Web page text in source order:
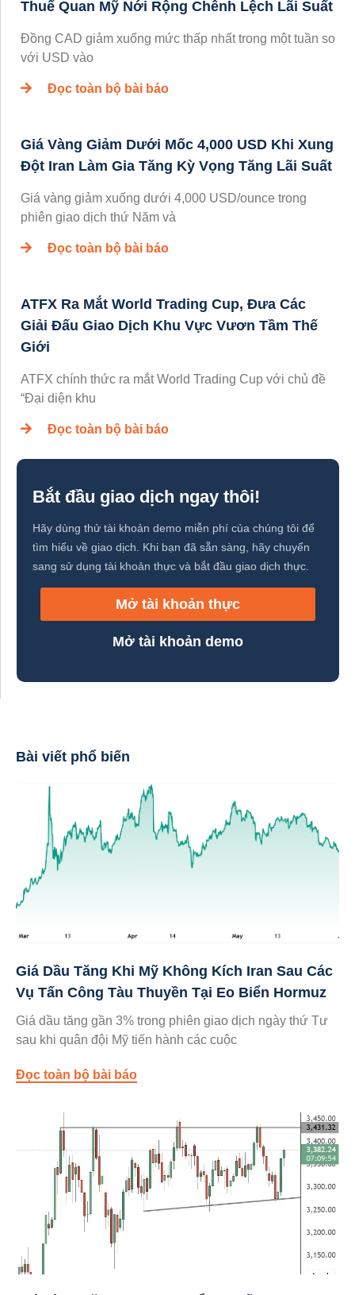
Thuế Quan Mỹ Nới Rộng Chênh Lệch Lãi Suất
Đồng CAD giảm xuống mức thấp nhất trong một tuần so
với USD vào
Đọc toàn bộ bài báo
Giá Vàng Giảm Dưới Mốc 4,000 USD Khi Xung
Đột Iran Làm Gia Tăng Kỳ Vọng Tăng Lãi Suất
Giá vàng giảm xuống dưới 4,000 USD/ounce trong
phiên giao dịch thứ Năm và
Đọc toàn bộ bài báo
ATFX Ra Mắt World Trading Cup, Đưa Các
Giải Đấu Giao Dịch Khu Vực Vươn Tầm Thế
Giới
ATFX chính thức ra mắt World Trading Cup với chủ đề
“Đại diện khu
Đọc toàn bộ bài báo
Bắt đầu giao dịch ngay thôi!
Hãy dùng thử tài khoản demo miễn phí của chúng tôi để
tìm hiểu về giao dịch. Khi bạn đã sẵn sàng, hãy chuyển
sang sử dụng tài khoản thực và bắt đầu giao dịch thực.
Mở tài khoản thực
Mở tài khoản demo
Bài viết phổ biến
Giá Dầu Tăng Khi Mỹ Không Kích Iran Sau Các
Vụ Tấn Công Tàu Thuyền Tại Eo Biển Hormuz
Giá dầu tăng gần 3% trong phiên giao dịch ngày thứ Tư
sau khi quân đội Mỹ tiến hành các cuộc
Đọc toàn bộ bài báo